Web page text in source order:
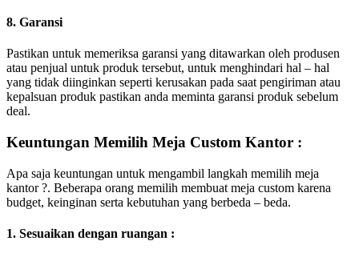
8. Garansi
Pastikan untuk memeriksa garansi yang ditawarkan oleh produsen
atau penjual untuk produk tersebut, untuk menghindari hal – hal
yang tidak diinginkan seperti kerusakan pada saat pengiriman atau
kepalsuan produk pastikan anda meminta garansi produk sebelum
deal.
Keuntungan Memilih Meja Custom Kantor :
Apa saja keuntungan untuk mengambil langkah memilih meja
kantor ?. Beberapa orang memilih membuat meja custom karena
budget, keinginan serta kebutuhan yang berbeda – beda.
1. Sesuaikan dengan ruangan :